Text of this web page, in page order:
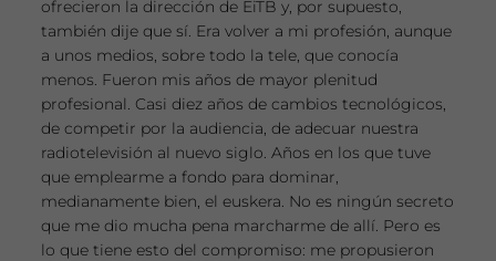
ofrecieron la dirección de EiTB y, por supuesto,
también dije que sí. Era volver a mi profesión, aunque
a unos medios, sobre todo la tele, que conocía
menos. Fueron mis años de mayor plenitud
profesional. Casi diez años de cambios tecnológicos,
de competir por la audiencia, de adecuar nuestra
radiotelevisión al nuevo siglo. Años en los que tuve
que emplearme a fondo para dominar,
medianamente bien, el euskera. No es ningún secreto
que me dio mucha pena marcharme de allí. Pero es
lo que tiene esto del compromiso: me propusieron